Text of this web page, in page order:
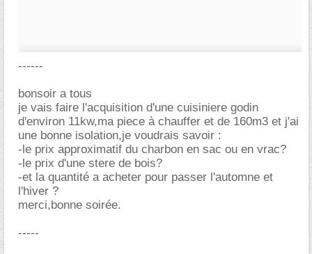
------
bonsoir a tous
je vais faire l'acquisition d'une cuisiniere godin
d'environ 11kw,ma piece à chauffer et de 160m3 et j'ai
une bonne isolation,je voudrais savoir :
-le prix approximatif du charbon en sac ou en vrac?
-le prix d'une stere de bois?
-et la quantité a acheter pour passer l'automne et
l'hiver ?
merci,bonne soirée.
-----